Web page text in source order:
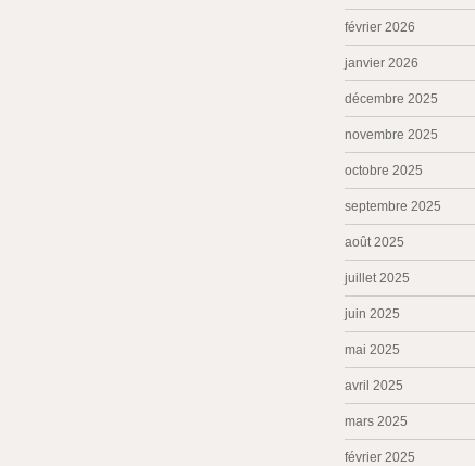
février 2026
janvier 2026
décembre 2025
novembre 2025
octobre 2025
septembre 2025
août 2025
juillet 2025
juin 2025
mai 2025
avril 2025
mars 2025
février 2025